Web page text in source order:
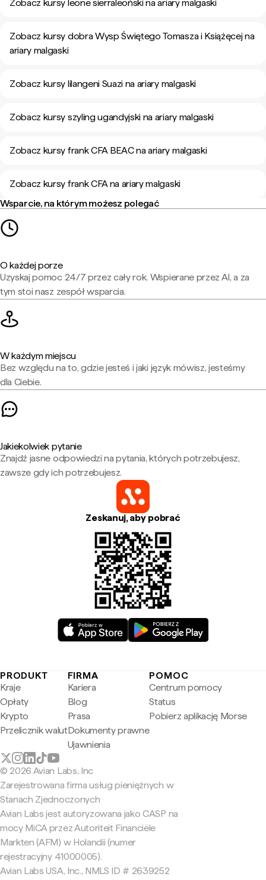
Zobacz kursy leone sierraleoński na ariary malgaski
Zobacz kursy dobra Wysp Świętego Tomasza i Książęcej na
ariary malgaski
Zobacz kursy lilangeni Suazi na ariary malgaski
Zobacz kursy szyling ugandyjski na ariary malgaski
Zobacz kursy frank CFA BEAC na ariary malgaski
Zobacz kursy frank CFA na ariary malgaski
Wsparcie, na którym możesz polegać
O każdej porze
Uzyskaj pomoc 24/7 przez cały rok. Wspierane przez AI, a za
tym stoi nasz zespół wsparcia.
W każdym miejscu
Bez względu na to, gdzie jesteś i jaki język mówisz, jesteśmy
dla Ciebie.
Jakiekolwiek pytanie
Znajdź jasne odpowiedzi na pytania, których potrzebujesz,
zawsze gdy ich potrzebujesz.
Zeskanuj, aby pobrać
PRODUKT
Kraje
Opłaty
Krypto
Przelicznik walut
FIRMA
Kariera
Blog
Prasa
Dokumenty prawne
Ujawnienia
POMOC
Centrum pomocy
Status
Pobierz aplikację Morse
© 2026 Avian Labs, Inc
Zarejestrowana firma usług pieniężnych w
Stanach Zjednoczonych
Avian Labs jest autoryzowana jako CASP na
mocy MiCA przez Autoriteit Financiële
Markten (AFM) w Holandii (numer
rejestracyjny 41000005).
Avian Labs USA, Inc., NMLS ID # 2639252